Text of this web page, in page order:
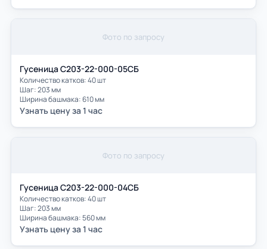
Фото по запросу
Гусеница С203-22-000-05СБ
Количество катков: 40 шт
Шаг: 203 мм
Ширина башмака: 610 мм
Узнать цену за 1 час
Фото по запросу
Гусеница С203-22-000-04СБ
Количество катков: 40 шт
Шаг: 203 мм
Ширина башмака: 560 мм
Узнать цену за 1 час